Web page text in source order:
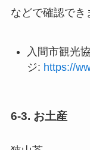
などで確認でき
入間市観光
ジ: https://
6-3. お土産